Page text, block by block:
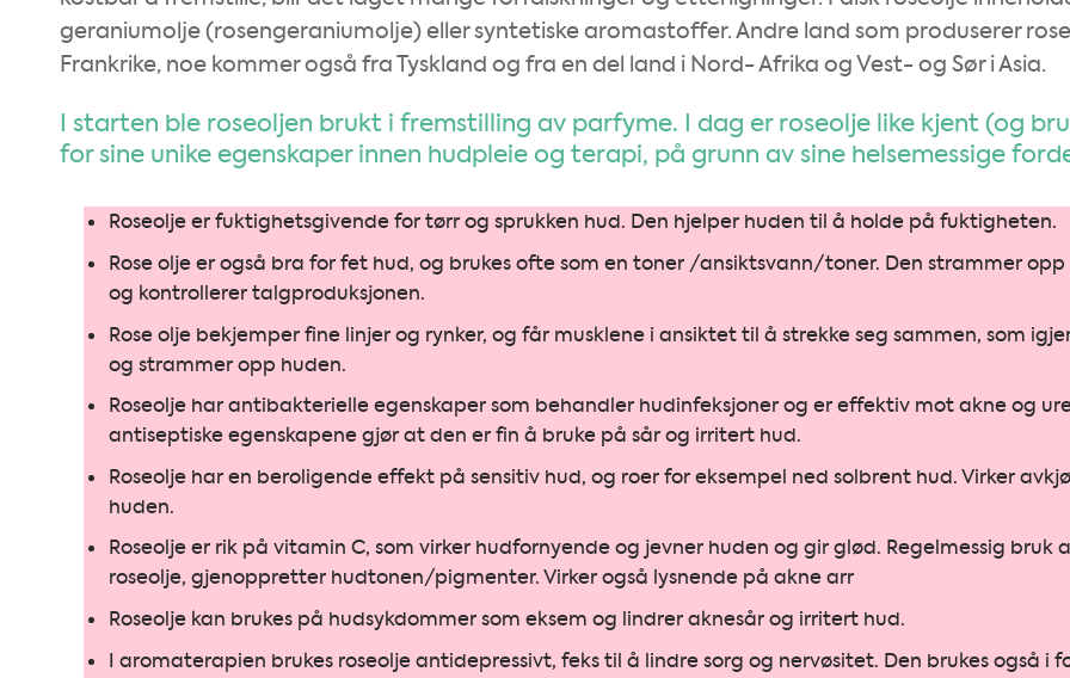
geraniumolje (rosengeraniumolje) eller syntetiske aromastoffer. Andre land som produserer
Frankrike, noe kommer også fra Tyskland og fra en del land i Nord- Afrika og Vest- og Sør i Asia.
I starten ble roseoljen brukt i fremstilling av parfyme. I dag er roseolje like kjent (og
for sine unike egenskaper innen hudpleie og terapi, på grunn av sine helsemessige
Roseolje er fuktighetsgivende for tørr og sprukken hud. Den hjelper huden til å holde på fuktigheten.
Rose olje er også bra for fet hud, og brukes ofte som en toner /ansiktsvann/toner. Den strammer
og kontrollerer talgproduksjonen.
Rose olje bekjemper fine linjer og rynker, og får musklene i ansiktet til å strekke seg sammen, som
og strammer opp huden.
Roseolje har antibakterielle egenskaper som behandler hudinfeksjoner og er effektiv mot akne og
antiseptiske egenskapene gjør at den er fin å bruke på sår og irritert hud.
Roseolje har en beroligende effekt på sensitiv hud, og roer for eksempel ned solbrent hud. Virker
huden.
Roseolje er rik på vitamin C, som virker hudfornyende og jevner huden og gir glød. Regelmessig bruk
roseolje, gjenoppretter hudtonen/pigmenter. Virker også lysnende på akne arr
Roseolje kan brukes på hudsykdommer som eksem og lindrer aknesår og irritert hud.
I aromaterapien brukes roseolje antidepressivt, feks til å lindre sorg og nervøsitet. Den brukes også i